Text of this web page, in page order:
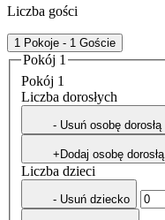
Liczba gości
1 Pokoje - 1 Goście
Pokój 1
Pokój 1
Liczba dorosłych
- Usuń osobę dorosłą
+Dodaj osobę dorosłą
Liczba dzieci
- Usuń dziecko